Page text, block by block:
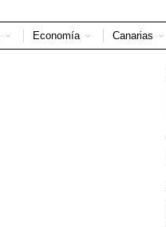
Economía Canarias